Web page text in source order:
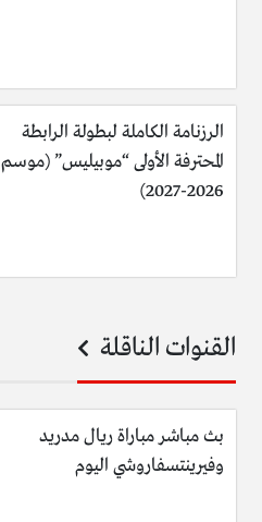
الرزنامة الكاملة لبطولة الرابطة
المحترفة الأولى “موبيليس” (موسم
2026-2027)
القنوات الناقلة
بث مباشر مباراة ريال مدريد
وفيرينتسفاروشي اليوم